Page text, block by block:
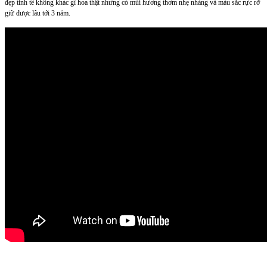
đẹp tinh tế không khác gì hoa thật nhưng có mùi hương thơm nhẹ nhàng và màu sắc rực rỡ
giữ được lâu tới 3 năm.